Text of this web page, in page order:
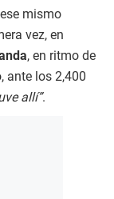
mismo
vez, en
, en ritmo de
ante los 2,400
allí”.